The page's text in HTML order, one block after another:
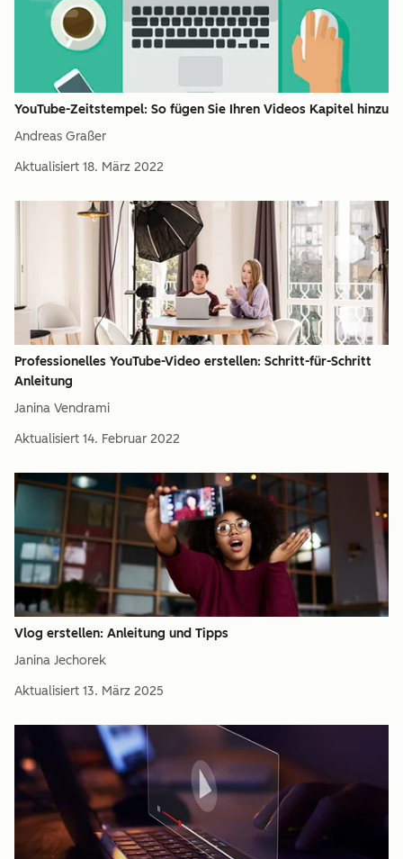
YouTube-Zeitstempel: So fügen Sie Ihren Videos Kapitel hinzu
Andreas Graßer
Aktualisiert 18. März 2022
Professionelles YouTube-Video erstellen: Schritt-für-Schritt
Anleitung
Janina Vendrami
Aktualisiert 14. Februar 2022
Vlog erstellen: Anleitung und Tipps
Janina Jechorek
Aktualisiert 13. März 2025